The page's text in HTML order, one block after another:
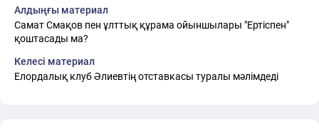
Алдыңғы материал
Самат Смақов пен ұлттық құрама ойыншылары "Ертіспен"
қоштасады ма?
Келесі материал
Елордалық клуб Әлиевтің отставкасы туралы мәлімдеді